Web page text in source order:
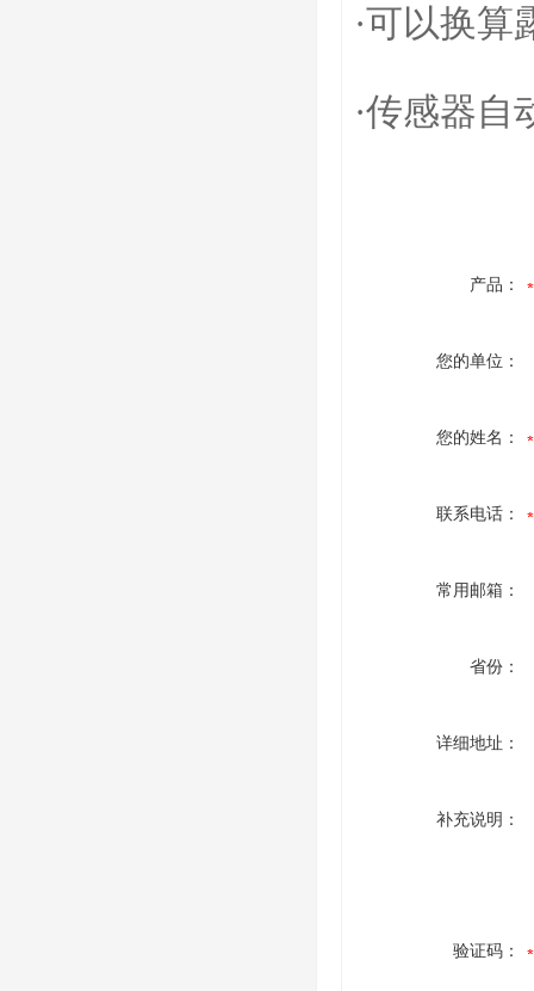
·可以换算
·传感器自
产品：
您的单位：
您的姓名：
联系电话：
常用邮箱：
省份：
详细地址：
补充说明：
验证码：